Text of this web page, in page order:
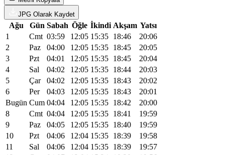
JPG Olarak Kaydet
Ağu Gün Sabah Öğle İkindi Akşam Yatsı
1
Cmt 03:59 12:05 15:35 18:46
20:06
2
Paz 04:00 12:05 15:35 18:45
20:05
3
Pzt 04:01 12:05 15:35 18:45
20:04
4
Sal 04:02 12:05 15:35 18:44
20:03
5
Çar 04:02 12:05 15:35 18:43
20:02
6
Per 04:03 12:05 15:35 18:43
20:01
Bugün Cum 04:04 12:05 15:35 18:42
20:00
8
Cmt 04:04 12:05 15:35 18:41
19:59
9
Paz 04:05 12:05 15:35 18:40
19:59
10
Pzt 04:06 12:04 15:35 18:39
19:58
11
Sal 04:06 12:04 15:35 18:39
19:57